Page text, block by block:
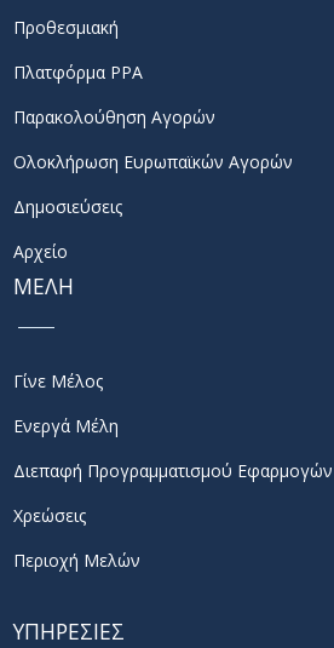
Προθεσμιακή
Πλατφόρμα PPA
Παρακολούθηση Αγορών
Ολοκλήρωση Ευρωπαϊκών Αγορών
Δημοσιεύσεις
Αρχείο
ΜΕΛΗ
Γίνε Μέλος
Ενεργά Μέλη
Διεπαφή Προγραμματισμού Εφαρμογών
Χρεώσεις
Περιοχή Μελών
ΥΠΗΡΕΣΙΕΣ